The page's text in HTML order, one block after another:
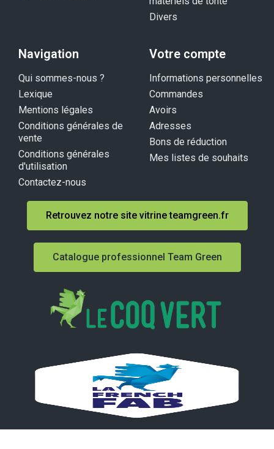
Divers
Navigation
Qui sommes-nous ?
Lexique
Mentions légales
Conditions générales de
vente
Conditions générales
d'utilisation
Contactez-nous
Votre compte
Informations personnelles
Commandes
Avoirs
Adresses
Bons de réduction
Mes listes de souhaits
Retrouvez notre site vitrine teamgreen.fr
Catalogue professionnel Team Green